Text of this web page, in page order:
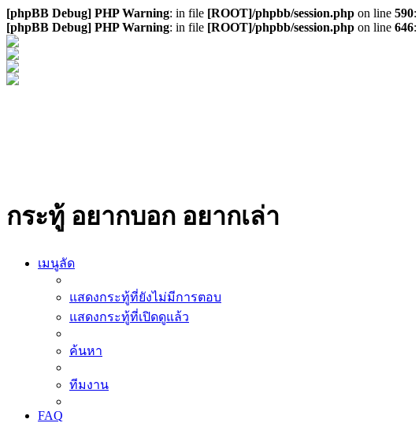
[phpBB Debug] PHP Warning: in file [ROOT]/phpbb/session.php on line 590:
[phpBB Debug] PHP Warning: in file [ROOT]/phpbb/session.php on line 646:
กระทู้ อยากบอก อยากเล่า
เมนูลัด
แสดงกระทู้ที่ยังไม่มีการตอบ
แสดงกระทู้ที่เปิดดูแล้ว
ค้นหา
ทีมงาน
FAQ